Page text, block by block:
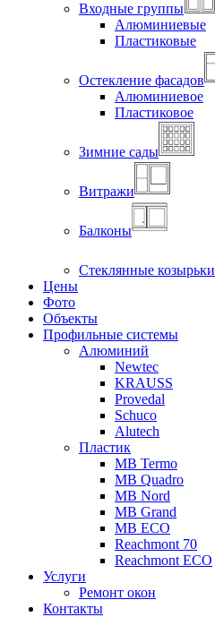
Входные группы
Алюминиевые
Пластиковые
Остекление фасадов
Алюминиевое
Пластиковое
Зимние сады
Витражи
Балконы
Стеклянные козырьки
Цены
Фото
Объекты
Профильные системы
Алюминий
Newtec
KRAUSS
Provedal
Schuco
Аlutech
Пластик
MB Termo
MB Quadro
MB Nord
MB Grand
MB ECO
Reachmont 70
Reachmont ECO
Услуги
Ремонт окон
Контакты